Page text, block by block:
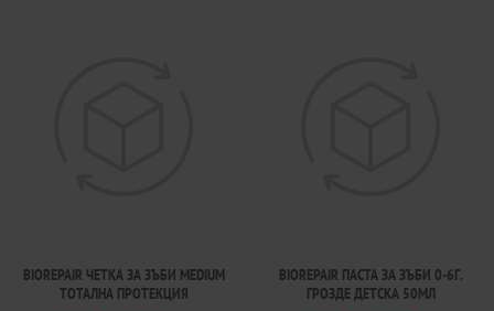
BIOREPAIR ЧЕТКА ЗА ЗЪБИ MEDIUM
ТОТАЛНА ПРОТЕКЦИЯ
BIOREPAIR ПАСТА ЗА ЗЪБИ 0-6Г.
ГРОЗДЕ ДЕТСКА 50МЛ